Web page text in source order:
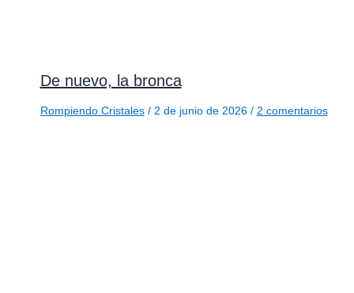
De nuevo, la bronca
Rompiendo Cristales/ 2 de junio de 2026 / 2 comentarios